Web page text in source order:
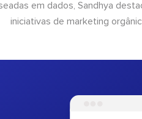
em dados, Sandhya
iniciativas de marketing